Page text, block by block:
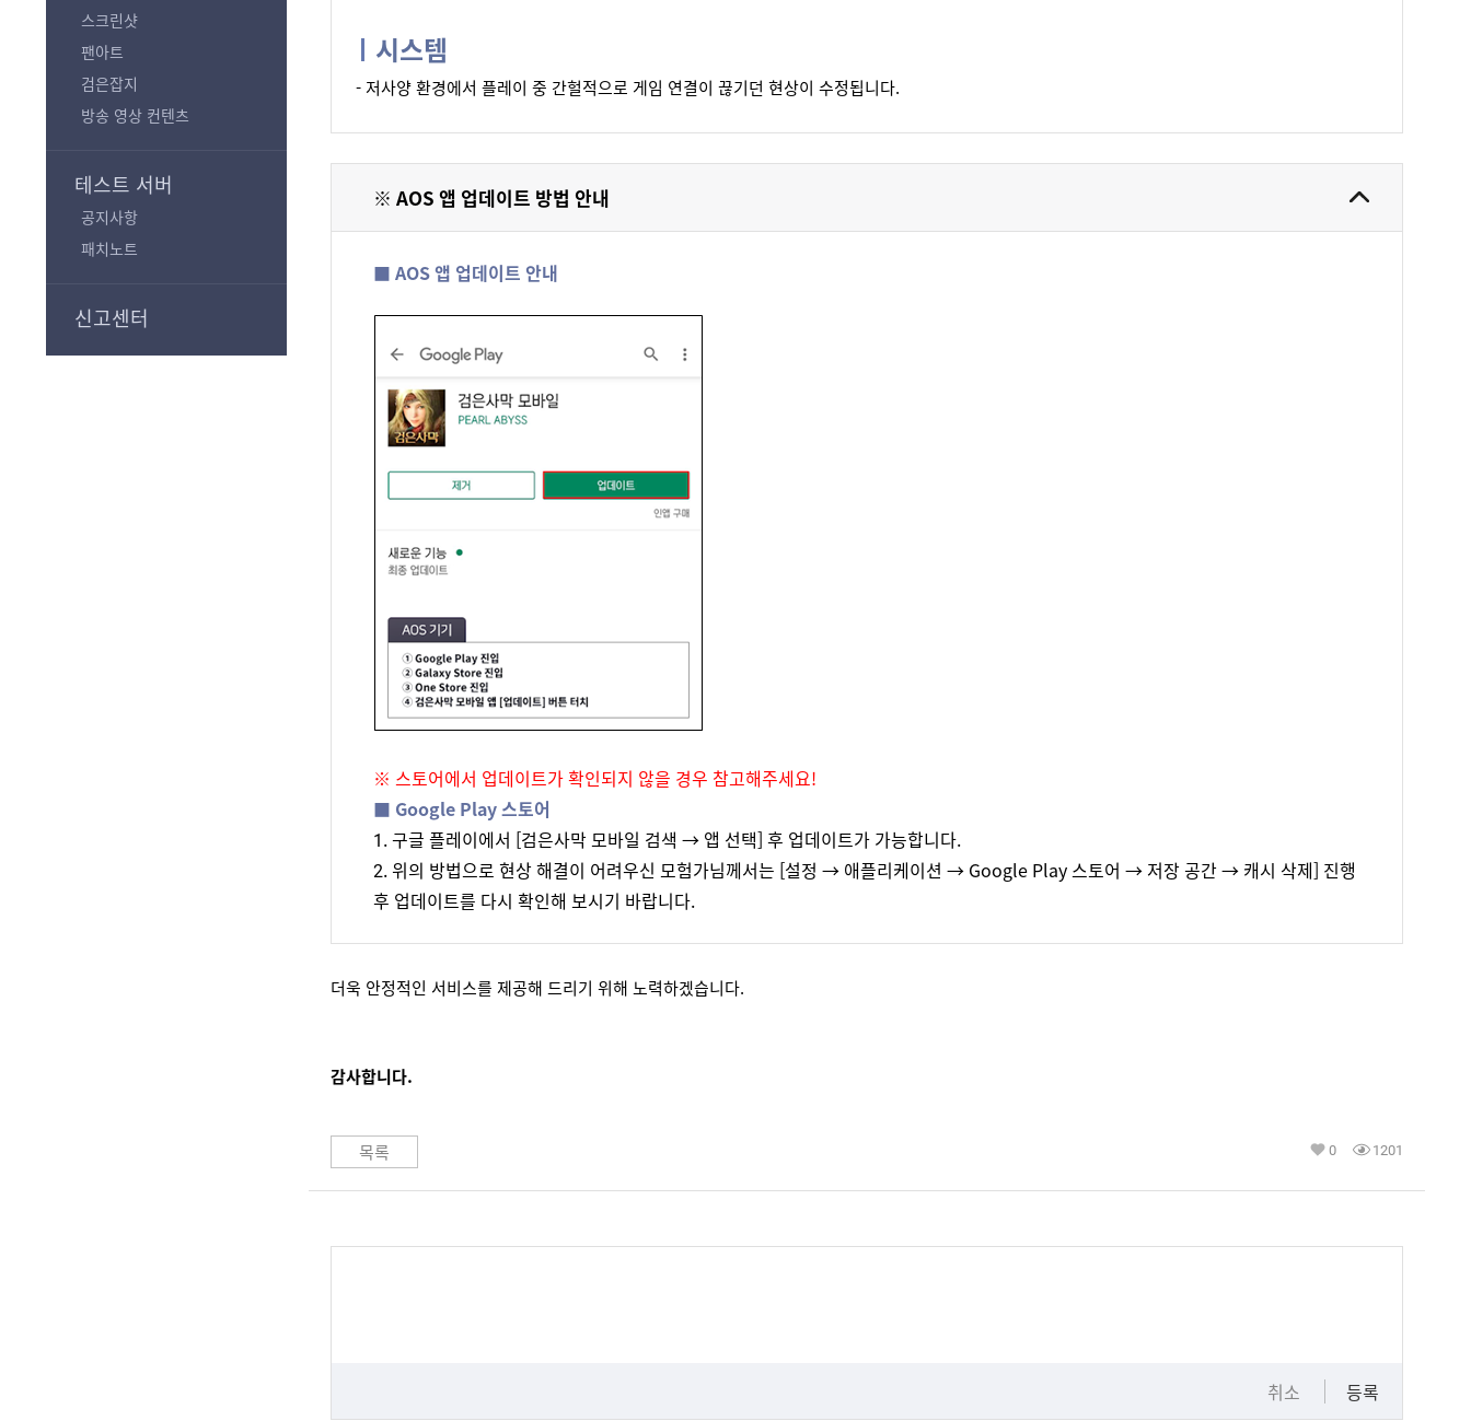
스크린샷
팬아트
검은잡지
방송 영상 컨텐츠
테스트 서버
공지사항
패치노트
신고센터
시스템
- 저사양 환경에서 플레이 중 간헐적으로 게임 연결이 끊기던 현상이 수정됩니다.
※ AOS 앱 업데이트 방법 안내
■ AOS 앱 업데이트 안내
※ 스토어에서 업데이트가 확인되지 않을 경우 참고해주세요!
■ Google Play 스토어
1. 구글 플레이에서 [검은사막 모바일 검색 → 앱 선택] 후 업데이트가 가능합니다.
2. 위의 방법으로 현상 해결이 어려우신 모험가님께서는 [설정 → 애플리케이션 → Google Play 스토어 → 저장 공간 → 캐시 삭제] 진행
후 업데이트를 다시 확인해 보시기 바랍니다.
더욱 안정적인 서비스를 제공해 드리기 위해 노력하겠습니다.
감사합니다.
목록 0 1201
취소 등록